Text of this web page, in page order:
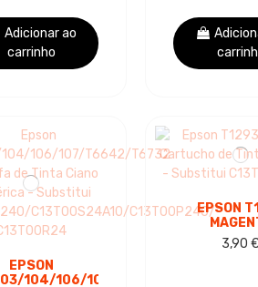
Adicionar ao
carrinho
EPSON
104/106/107/T6642/T6732
EPSON
CARTUCHO
3,90